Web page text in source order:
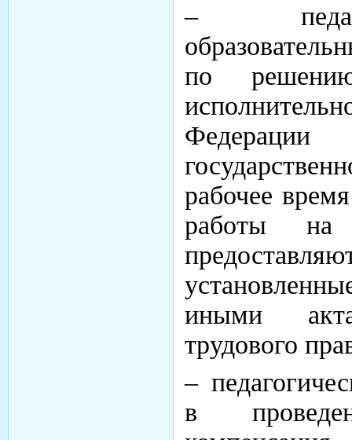
–
по
рабочее
работы на
иными
трудового
–
в